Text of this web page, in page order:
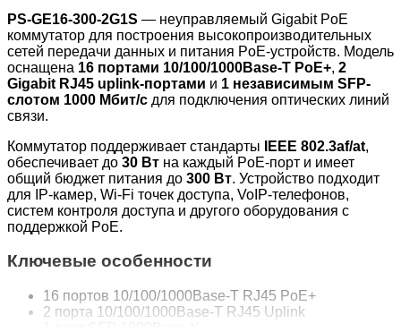
PS-GE16-300-2G1S — неуправляемый Gigabit PoE
коммутатор для построения высокопроизводительных
сетей передачи данных и питания PoE-устройств. Модель
оснащена 16 портами 10/100/1000Base-T PoE+, 2
Gigabit RJ45 uplink-портами и 1 независимым SFP-
слотом 1000 Мбит/с для подключения оптических линий
связи.
Коммутатор поддерживает стандарты
IEEE 802.3af/at,
обеспечивает до 30 Вт на каждый PoE-порт и имеет
общий бюджет питания до 300 Вт. Устройство подходит
для IP-камер, Wi-Fi точек доступа, VoIP-телефонов,
систем контроля доступа и другого оборудования с
поддержкой PoE.
Ключевые особенности
16 портов 10/100/1000Base-T RJ45 PoE+
2 порта 10/100/1000Base-T RJ45 Uplink